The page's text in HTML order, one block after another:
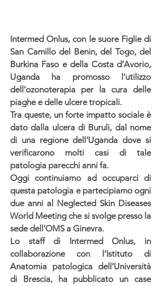
Intermed Onlus, con le suore Figlie di
San Camillo del Benin, del Togo, del
Burkina Faso e della Costa d’Avorio,
Uganda ha promosso l’utilizzo
dell’ozonoterapia per la cura delle
piaghe e delle ulcere tropicali.
Tra queste, un forte impatto sociale è
dato dalla ulcera di Buruli, dal nome
di una regione dell’Uganda dove si
verificarono molti casi di tale
patologia parecchi anni fa.
Oggi continuiamo ad occuparci di
questa patologia e partecipiamo ogni
due anni al Neglected Skin Diseases
World Meeting che si svolge presso la
sede dell’OMS a Ginevra.
Lo staff di Intermed Onlus, in
collaborazione con l’Istituto di
Anatomia patologica dell’Università
di Brescia, ha pubblicato un case